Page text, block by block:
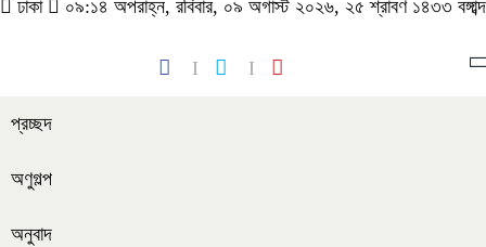
ঢাকা ০৯:১৪ অপরাহ্ন, রবিবার, ০৯ অগাস্ট ২০২৬, ২৫ শ্রাবণ ১৪৩৩ বঙ্গাব্দ
প্রচ্ছদ
অণুগল্প
অনুবাদ